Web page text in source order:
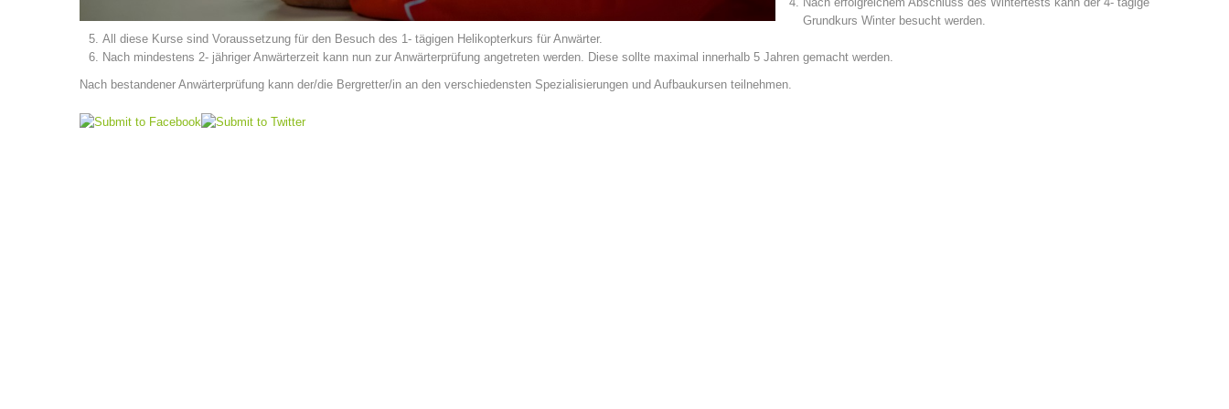
Grundkurs Winter besucht werden.
All diese Kurse sind Voraussetzung für den Besuch des 1- tägigen Helikopterkurs für Anwärter.
Nach mindestens 2- jähriger Anwärterzeit kann nun zur Anwärterprüfung angetreten werden. Diese sollte maximal innerhalb 5 Jahren gemacht werden.
Nach bestandener Anwärterprüfung kann der/die Bergretter/in an den verschiedensten Spezialisierungen und Aufbaukursen teilnehmen.